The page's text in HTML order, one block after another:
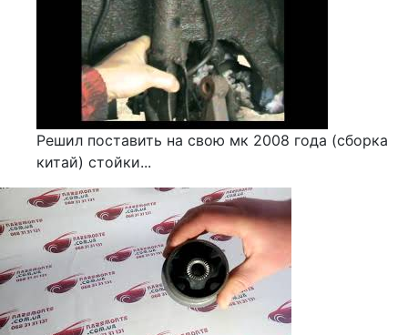
Решил поставить на свою мк 2008 года (сборка
китай) стойки...